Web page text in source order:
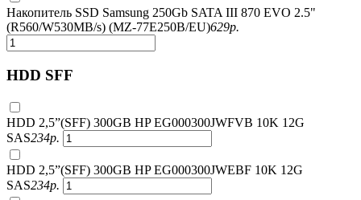
Накопитель SSD Samsung 250Gb SATA III 870 EVO 2.5"
(R560/W530MB/s) (MZ-77E250B/EU)629р.
HDD SFF
HDD 2,5”(SFF) 300GB HP EG000300JWFVB 10K 12G
SAS234р.
HDD 2,5”(SFF) 300GB HP EG000300JWEBF 10K 12G
SAS234р.